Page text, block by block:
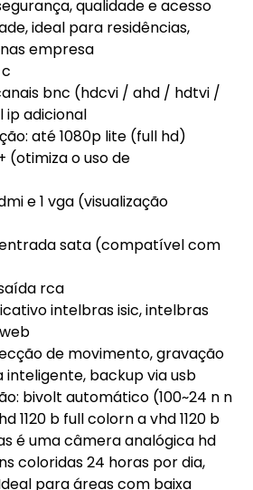
qualidade e acesso
ideal para residências,
empresa
bnc (hdcvi / ahd / hdtvi /
ip adicional
até 1080p lite (full hd)
(otimiza o uso de
e 1 vga (visualização
sata (compatível com
rca
intelbras isic, intelbras
de movimento, gravação
backup via usb
bivolt automático (100~24 n n
1120 b full colorn a vhd 1120 b
é uma câmera analógica hd
coloridas 24 horas por dia,
para áreas com baixa